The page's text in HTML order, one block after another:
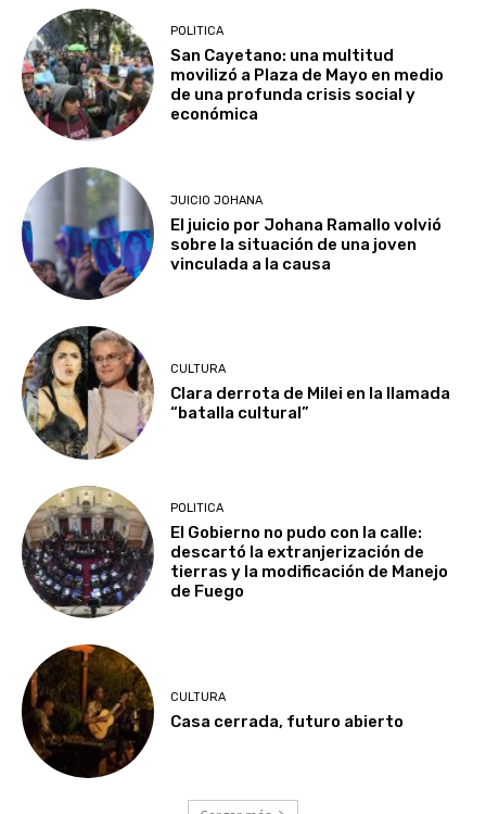
POLITICA
San Cayetano: una multitud
movilizó a Plaza de Mayo en medio
de una profunda crisis social y
económica
JUICIO JOHANA
El juicio por Johana Ramallo volvió
sobre la situación de una joven
vinculada a la causa
CULTURA
Clara derrota de Milei en la llamada
“batalla cultural”
POLITICA
El Gobierno no pudo con la calle:
descartó la extranjerización de
tierras y la modificación de Manejo
de Fuego
CULTURA
Casa cerrada, futuro abierto